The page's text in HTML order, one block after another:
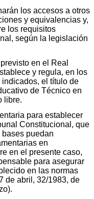
los accesos a otros
y equivalencias y,
los requisitos
según la legislación
en el Real
y regula, en los
el título de
de Técnico en
libre.
para establecer
Constitucional, que
puedan
en
en el presente caso,
para asegurar
en las normas
de abril, 32/1983, de